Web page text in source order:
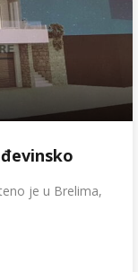
je u Brelima,